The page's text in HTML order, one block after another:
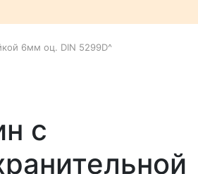
6мм оц. DIN 5299D^
с